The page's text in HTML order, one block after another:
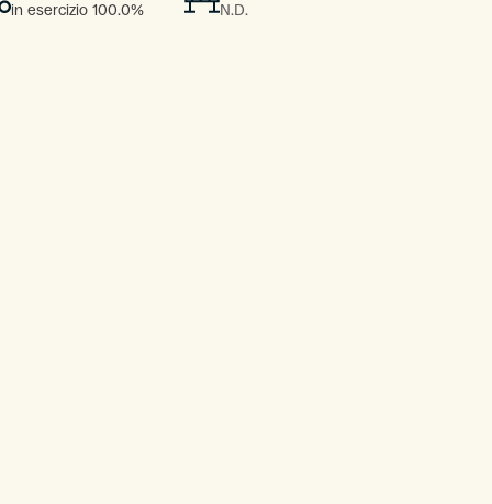
in esercizio 100.0% N.D.